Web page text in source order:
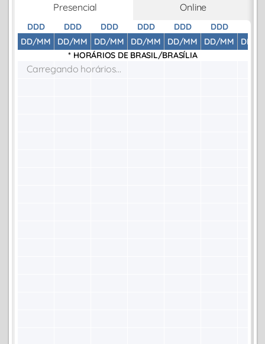
Presencial Online
DDD
DD/MM
DDD
DD/MM
DDD
DD/MM
DDD
DD/MM
DDD
DD/MM
DDD
DD/MM
DD/
* HORÁRIOS DE BRASIL/BRASÍLIA
Carregando horários...